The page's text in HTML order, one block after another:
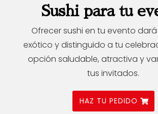
Sushi para tu
Ofrecer sushi en tu evento
exótico y distinguido a tu
opción saludable, atractiva y
tus invitados.
HAZ TU PEDIDO